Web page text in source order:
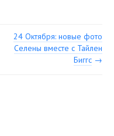
24 Октября: новые фото
Селены вместе с Тайлен
Биггс →